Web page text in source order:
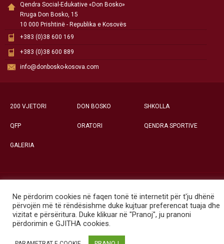
Qendra Social-Edukative «Don Bosko»
Rruga Don Bosko, 15
10 000 Prishtinë - Republika e Kosovës
+383 (0)38 600 169
+383 (0)38 600 889
info@donbosko-kosova.com
200 VJETORI DON BOSKO SHKOLLA
QFP ORATORI QENDRA SPORTIVE
GALERIA
Qendra Social-Edukative «Don Bosko» - Prishtinë
Ne përdorim cookies në faqen tonë të internetit për t'ju dhënë
përvojën më të rëndësishme duke kujtuar preferencat tuaja dhe
vizitat e përsëritura. Duke klikuar në "Pranoj", ju pranoni
përdorimin e GJITHA cookies.